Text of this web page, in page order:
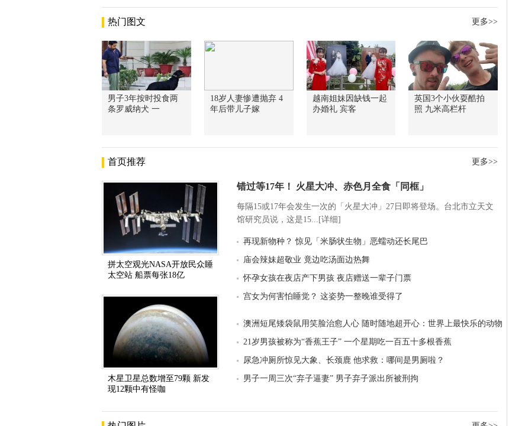
热门图文 更多>>
男子3年按时投食两
条罗威纳犬 一
18岁人妻惨遭抛弃 4
年后带儿子嫁
越南姐妹因缺钱一起
办婚礼 宾客
英国3个小伙耍酷拍
照 九米高栏杆
首页推荐 更多>>
拼太空观光NASA开放民众睡
太空站 船票每张18亿
木星卫星总数增至79颗 新发
现12颗中有怪咖
错过等17年！ 火星大冲、赤色月全食「同框」
每隔15或17年会发生一次的「火星大冲」27日即将登场。台北市立天文
馆研究员说，这是15...[详细]
再现新物种？ 惊见「米肠状生物」恶蠕动还长尾巴
庙会辣妹超敬业 竟边吃汤面边热舞
怀孕女孩在夜店产下男孩 夜店赠送一辈子门票
宫女为何害怕睡觉？ 这姿势一整晚谁受得了
澳洲短尾矮袋鼠用笑脸治愈人心 随时随地超开心：世界上最快乐的动物
21岁男孩被称为“香蕉王子” 一个星期吃一百五十多根香蕉
尿急冲厕所惊见大象、长颈鹿 他求救：哪间是男厕啦？
男子一周三次“弃子逼妻” 男子弃子派出所被刑拘